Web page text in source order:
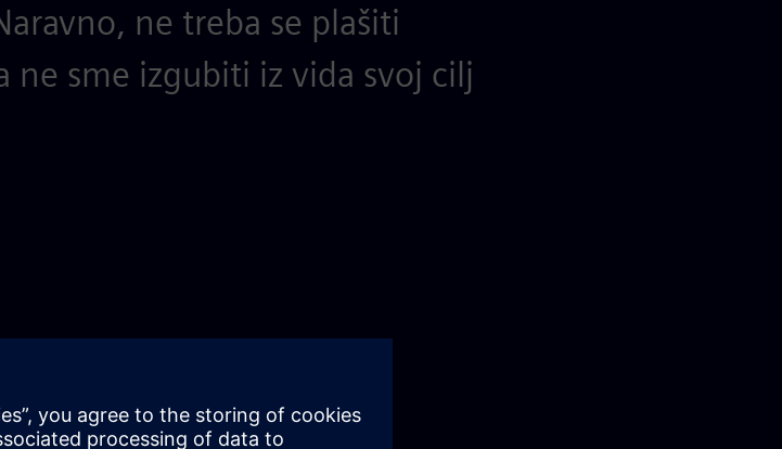
ne treba se plašiti
ne sme izgubiti iz vida svoj cilj
naših timova širom sveta stvara